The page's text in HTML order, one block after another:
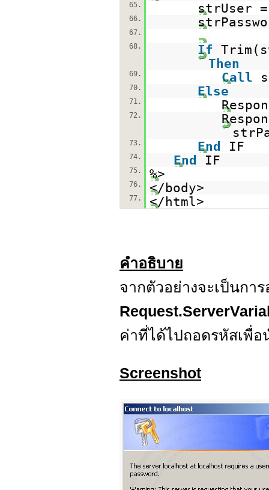
65.
strUser
66.
67.
68.
If
Then
69. Call
70. Else
71.
72.
73. End IF
74. End IF
75. %>
76. </body>
77. </html>
คำอธิบาย
จากตัวอย่างจะเป็นกา
ค่าที่ได้ไปถอดรหัสเพื่
Screenshot